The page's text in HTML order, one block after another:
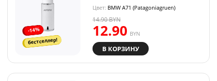
-14%
бестселлер!
Цвет: BMW A71 (Patagoniagruen)
12.90 BYN
14.90BYN
В КОРЗИНУ